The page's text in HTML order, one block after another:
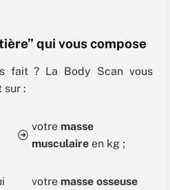
qui vous compose
fait ? La Body Scan vous
sur :
votre masse
musculaire en kg ;
votre masse osseuse